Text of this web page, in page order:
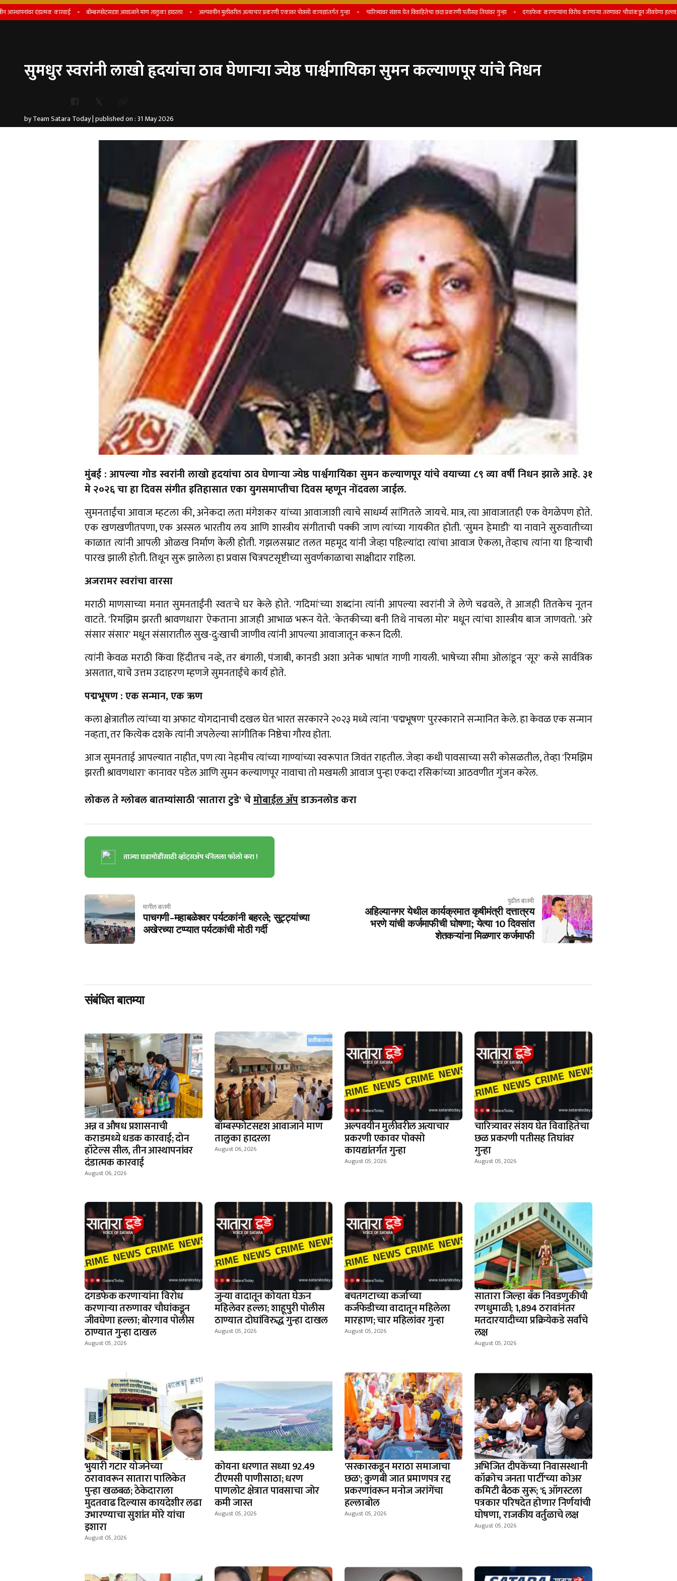
दंडात्मक कारवाई बॉम्बस्फोटसदृश आवाजाने माण तालुका हादरला अल्पवयीन मुलीवरील अत्याचार प्रकरणी एकावर पोक्सो कायद्यांतर्गत गुन्हा चारित्र्यावर संशय घेत विवाहितेचा छळ प्रकरणी पतीसह तिघांवर गुन्हा दगडफेक करणार्‍यांना विरोध करणार्‍या तरुणावर चौघांकडून जीवघेणा हल्ला; बोरगाव
सुमधुर स्वरांनी लाखो हृदयांचा ठाव घेणाऱ्या ज्येष्ठ पार्श्वगायिका सुमन कल्याणपूर यांचे निधन
by Team Satara Today | published on : 31 May 2026
मुंबई : आपल्या गोड स्वरांनी लाखो हृदयांचा ठाव घेणाऱ्या ज्येष्ठ पार्श्वगायिका सुमन कल्याणपूर यांचे वयाच्या ८९ व्या वर्षी निधन झाले आहे. ३१
मे २०२६ चा हा दिवस संगीत इतिहासात एका युगसमाप्तीचा दिवस म्हणून नोंदवला जाईल.
सुमनताईंचा आवाज म्हटला की, अनेकदा लता मंगेशकर यांच्या आवाजाशी त्याचे साधर्म्य सांगितले जायचे. मात्र, त्या आवाजातही एक वेगळेपण होते.
एक खणखणीतपणा, एक अस्सल भारतीय लय आणि शास्त्रीय संगीताची पक्की जाण त्यांच्या गायकीत होती. 'सुमन हेमाडी' या नावाने सुरुवातीच्या
काळात त्यांनी आपली ओळख निर्माण केली होती. गझलसम्राट तलत महमूद यांनी जेव्हा पहिल्यांदा त्यांचा आवाज ऐकला, तेव्हाच त्यांना या हिऱ्याची
पारख झाली होती. तिथून सुरू झालेला हा प्रवास चित्रपटसृष्टीच्या सुवर्णकाळाचा साक्षीदार राहिला.
अजरामर स्वरांचा वारसा
मराठी माणसाच्या मनात सुमनताईंनी स्वतःचे घर केले होते. 'गदिमां'च्या शब्दांना त्यांनी आपल्या स्वरांनी जे लेणे चढवले, ते आजही तितकेच नूतन
वाटते. 'रिमझिम झरती श्रावणधारा' ऐकताना आजही आभाळ भरून येते. 'केतकीच्या बनी तिथे नाचला मोर' मधून त्यांचा शास्त्रीय बाज जाणवतो. 'अरे
संसार संसार' मधून संसारातील सुख-दु:खाची जाणीव त्यांनी आपल्या आवाजातून करून दिली.
त्यांनी केवळ मराठी किंवा हिंदीतच नव्हे, तर बंगाली, पंजाबी, कानडी अशा अनेक भाषांत गाणी गायली. भाषेच्या सीमा ओलांडून 'सूर' कसे सार्वत्रिक
असतात, याचे उत्तम उदाहरण म्हणजे सुमनताईंचे कार्य होते.
पद्मभूषण : एक सन्मान, एक ऋण
कला क्षेत्रातील त्यांच्या या अफाट योगदानाची दखल घेत भारत सरकारने २०२३ मध्ये त्यांना 'पद्मभूषण' पुरस्काराने सन्मानित केले. हा केवळ एक सन्मान
नव्हता, तर कित्येक दशके त्यांनी जपलेल्या सांगीतिक निष्ठेचा गौरव होता.
आज सुमनताई आपल्यात नाहीत, पण त्या नेहमीच त्यांच्या गाण्यांच्या स्वरूपात जिवंत राहतील. जेव्हा कधी पावसाच्या सरी कोसळतील, तेव्हा 'रिमझिम
झरती श्रावणधारा' कानावर पडेल आणि सुमन कल्याणपूर नावाचा तो मखमली आवाज पुन्हा एकदा रसिकांच्या आठवणीत गुंजन करेल.
लोकल ते ग्लोबल बातम्यांसाठी 'सातारा टुडे' चेमोबाईल ॲपडाऊनलोड करा
ताज्या घडामोडींसाठी व्हॉट्सॲप चॅनेलला फॉलो करा !
मागील बातमी
पाचगणी-महाबळेश्वर पर्यटकांनी बहरले; सुट्ट्यांच्या
अखेरच्या टप्प्यात पर्यटकांची मोठी गर्दी
पुढील बातमी
अहिल्यानगर येथील कार्यक्रमात कृषीमंत्री दत्तात्रय
भरणे यांची कर्जमाफीची घोषणा; येत्‍या 10 दिवसांत
शेतकऱ्यांना मिळणार कर्जमाफी
संबंधित बातम्या
अन्न व औषध प्रशासनाची
कराडमध्ये धडक कारवाई; दोन
हॉटेल्स सील, तीन आस्थापनांवर
दंडात्मक कारवाई
August 06, 2026
बॉम्बस्फोटसदृश आवाजाने माण
तालुका हादरला
August 06, 2026
अल्पवयीन मुलीवरील अत्याचार
प्रकरणी एकावर पोक्सो
कायद्यांतर्गत गुन्हा
August 05, 2026
चारित्र्यावर संशय घेत विवाहितेचा
छळ प्रकरणी पतीसह तिघांवर
गुन्हा
August 05, 2026
दगडफेक करणार्‍यांना विरोध
करणार्‍या तरुणावर चौघांकडून
जीवघेणा हल्ला; बोरगाव पोलीस
ठाण्यात गुन्हा दाखल
August 05, 2026
जुन्या वादातून कोयता घेऊन
महिलेवर हल्ला; शाहूपुरी पोलीस
ठाण्यात दोघांविरुद्ध गुन्हा दाखल
August 05, 2026
बचतगटाच्या कर्जाच्या
कर्जफेडीच्या वादातून महिलेला
मारहाण; चार महिलांवर गुन्हा
August 05, 2026
सातारा जिल्हा बँक निवडणुकीची
रणधुमाळी; 1,894 ठरावांनंतर
मतदारयादीच्या प्रक्रियेकडे सर्वांचे
लक्ष
August 05, 2026
भुयारी गटार योजनेच्या
ठरावावरून सातारा पालिकेत
पुन्हा खळबळ; ठेकेदाराला
मुदतवाढ दिल्यास कायदेशीर लढा
उभारण्याचा सुशांत मोरे यांचा
इशारा
August 05, 2026
कोयना धरणात सध्या 92.49
टीएमसी पाणीसाठा; धरण
पाणलोट क्षेत्रात पावसाचा जोर
कमी जास्त
August 05, 2026
'सरकारकडून मराठा समाजाचा
छळ'; कुणबी जात प्रमाणपत्र रद्द
प्रकरणांवरून मनोज जरांगेंचा
हल्लाबोल
August 05, 2026
अभिजित दीपकेंच्या निवासस्थानी
कॉक्रोच जनता पार्टी'च्या कोअर
कमिटी बैठक सुरू; '६ ऑगस्टला
पत्रकार परिषदेत होणार निर्णयांची
घोषणा, राजकीय वर्तुळाचे लक्ष
August 05, 2026